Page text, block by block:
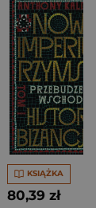
KSIĄŻKA
80,39 zł